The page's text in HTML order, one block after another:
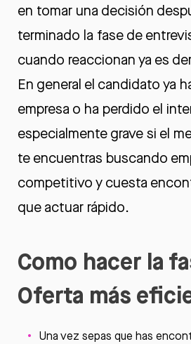
en tomar una decisión
terminado la fase de
cuando reaccionan ya es
En general el candidato ya
empresa o ha perdido el
especialmente grave si el
te encuentras buscando
competitivo y cuesta
que actuar rápido.
Como hacer la
Oferta más
Una vez sepas que has